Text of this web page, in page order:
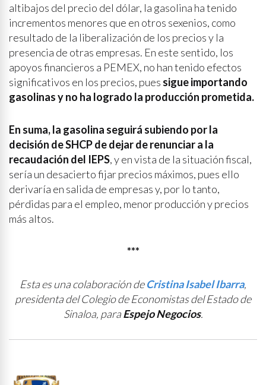
altibajos del precio del dólar, la gasolina ha tenido
incrementos menores que en otros sexenios, como
resultado de la liberalización de los precios y la
presencia de otras empresas. En este sentido, los
apoyos financieros a PEMEX, no han tenido efectos
significativos en los precios, pues sigue importando
gasolinas y no ha logrado la producción prometida.
En suma, la gasolina seguirá subiendo por la
decisión de SHCP de dejar de renunciar a la
recaudación del IEPS, y en vista de la situación fiscal,
sería un desacierto fijar precios máximos, pues ello
derivaría en salida de empresas y, por lo tanto,
pérdidas para el empleo, menor producción y precios
más altos.
***
Esta es una colaboración deCristina Isabel Ibarra,
presidenta del Colegio de Economistas del Estado de
Sinaloa, paraEspejo Negocios.